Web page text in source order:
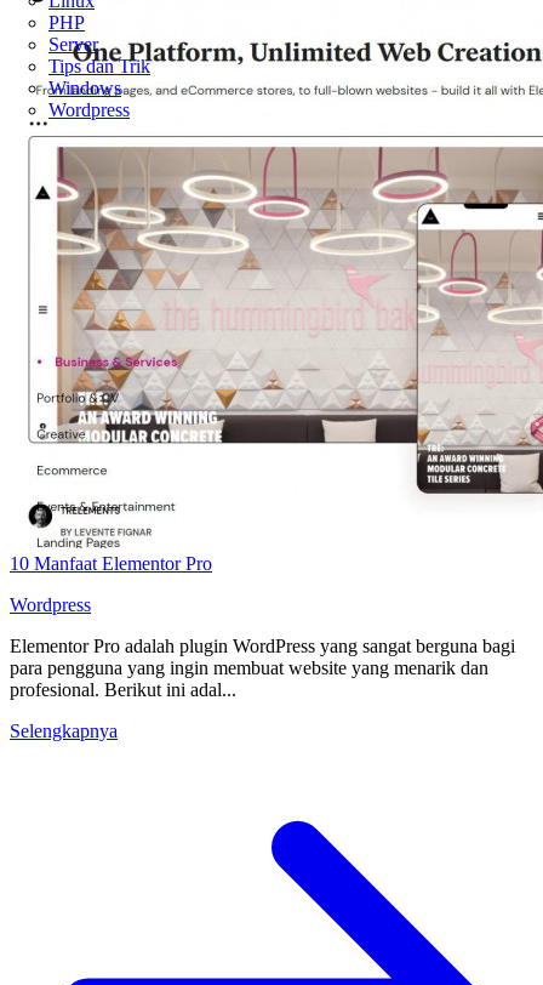
PHP
Server
Tips dan Trik
Windows
Wordpress
10 Manfaat Elementor Pro
Wordpress
Elementor Pro adalah plugin WordPress yang sangat berguna bagi
para pengguna yang ingin membuat website yang menarik dan
profesional. Berikut ini adal...
Selengkapnya